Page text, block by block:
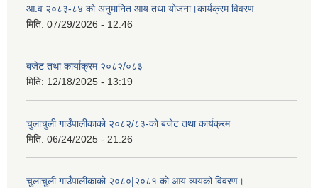
आ.व २०८३-८४ को अनुमानित आय तथा योजना।कार्यक्रम विवरण
मिति: 07/29/2026 - 12:46
बजेट तथा कार्याक्रम २०८२/०८३
मिति: 12/18/2025 - 13:19
चुलाचुली गाउँपालीकाको २०८२/८३-को बजेट तथा कार्यक्रम
मिति: 06/24/2025 - 21:26
चुलाचुली गाउँपालीकाको २०८०|२०८१ को आय व्ययको विवरण।